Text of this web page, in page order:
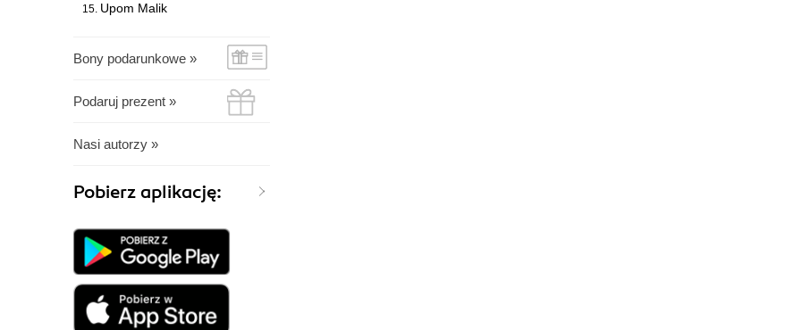
Upom Malik
Bony podarunkowe »
Podaruj prezent »
Nasi autorzy »
Pobierz aplikację: